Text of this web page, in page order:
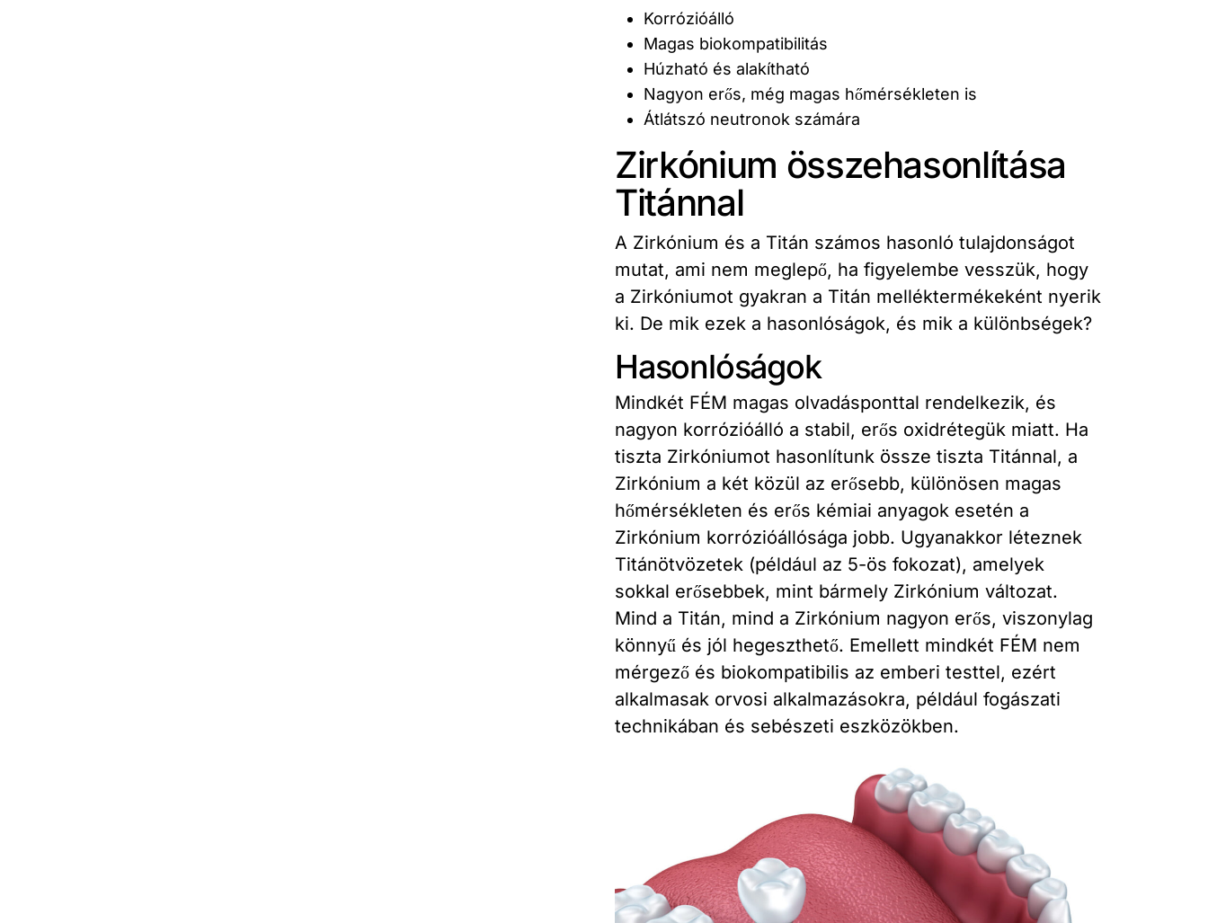
Korrózióálló
Magas biokompatibilitás
Húzható és alakítható
Nagyon erős, még magas hőmérsékleten is
Átlátszó neutronok számára
Zirkónium összehasonlítása
Titánnal
A Zirkónium és a Titán számos hasonló tulajdonságot
mutat, ami nem meglepő, ha figyelembe vesszük, hogy
a Zirkóniumot gyakran a Titán melléktermékeként nyerik
ki. De mik ezek a hasonlóságok, és mik a különbségek?
Hasonlóságok
Mindkét FÉM magas olvadásponttal rendelkezik, és
nagyon korrózióálló a stabil, erős oxidrétegük miatt. Ha
tiszta Zirkóniumot hasonlítunk össze tiszta Titánnal, a
Zirkónium a két közül az erősebb, különösen magas
hőmérsékleten és erős kémiai anyagok esetén a
Zirkónium korrózióállósága jobb. Ugyanakkor léteznek
Titánötvözetek (például az 5-ös fokozat), amelyek
sokkal erősebbek, mint bármely Zirkónium változat.
Mind a Titán, mind a Zirkónium nagyon erős, viszonylag
könnyű és jól hegeszthető. Emellett mindkét FÉM nem
mérgező és biokompatibilis az emberi testtel, ezért
alkalmasak orvosi alkalmazásokra, például fogászati
technikában és sebészeti eszközökben.